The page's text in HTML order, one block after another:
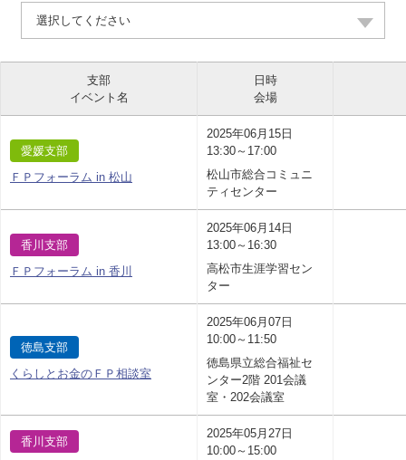
選択してください
支部
イベント名
日時
会場
愛媛支部
ＦＰフォーラム in 松山
2025年06月15日
13:30～17:00
松山市総合コミュニ
ティセンター
香川支部
ＦＰフォーラム in 香川
2025年06月14日
13:00～16:30
高松市生涯学習セン
ター
徳島支部
くらしとお金のＦＰ相談室
2025年06月07日
10:00～11:50
徳島県立総合福祉セ
ンター2階 201会議
室・202会議室
香川支部
2025年05月27日
10:00～15:00